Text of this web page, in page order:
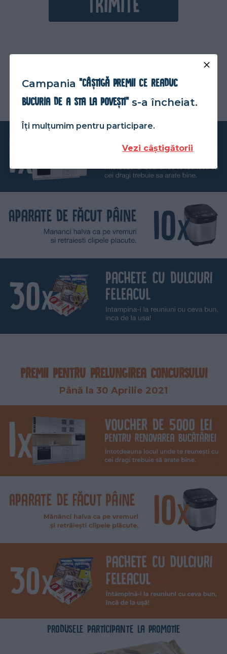
Perioada:9 Noiembrie -
24 Decembrie 2020
Premii pentru prelungirea concursului
Până la 30 Aprilie 2021
Produsele participante la promotie
Campania "Câștigă premii ce readuc
bucuria de a sta la povești"s-a încheiat.
Îți mulțumim pentru participare.
Vezi câștigătorii